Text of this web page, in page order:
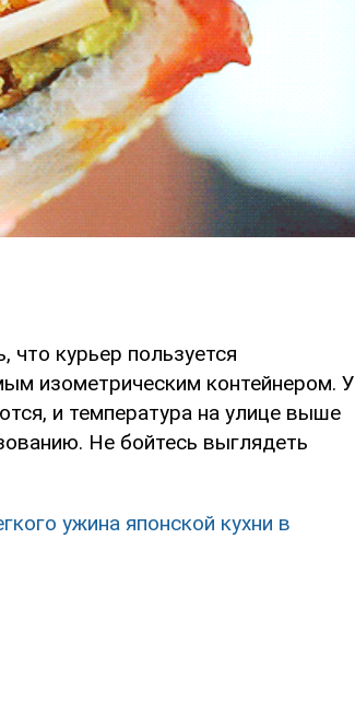
что курьер пользуется
изометрическим контейнером. У
и температура на улице выше
Не бойтесь выглядеть
ужина японской кухни в